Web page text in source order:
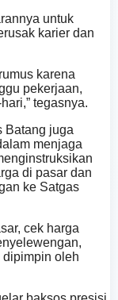
untuk
karier dan
karena
pekerjaan,
tegasnya.
Batang juga
menjaga
di pasar dan
ke Satgas
cek harga
oleh